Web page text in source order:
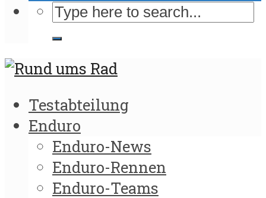
Testabteilung
Enduro
Enduro-News
Enduro-Rennen
Enduro-Teams